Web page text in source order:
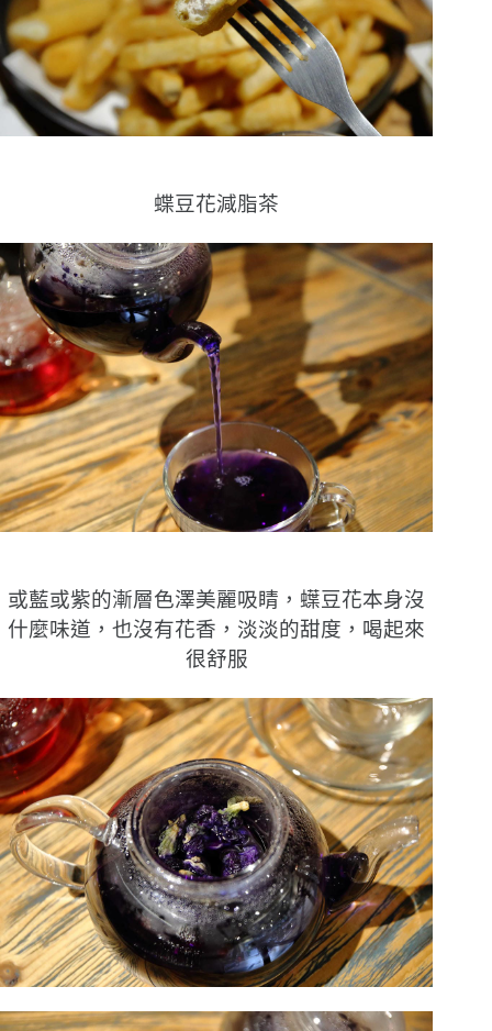
蝶豆花減脂茶
或藍或紫的漸層色澤美麗吸睛，蠂豆花本身沒
什麼味道，也沒有花香，淡淡的甜度，喝起來
很舒服